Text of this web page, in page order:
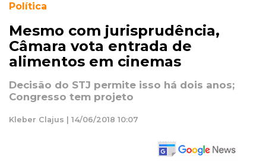
Política
Mesmo com jurisprudência,
Câmara vota entrada de
alimentos em cinemas
Decisão do STJ permite isso há dois anos;
Congresso tem projeto
Kleber Clajus | 14/06/2018 10:07